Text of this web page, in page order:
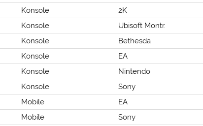
Konsole 2K
Konsole Ubisoft Montr.
Konsole Bethesda
Konsole EA
Konsole Nintendo
Konsole Sony
Mobile EA
Mobile Sony